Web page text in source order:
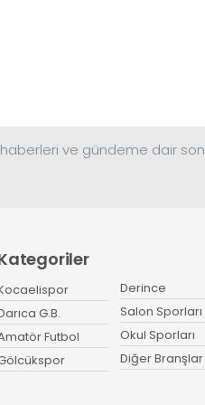
ve gündeme dair son
G.B.
Futbol
Derince
Salon Sporları
Okul Sporları
Diğer Branşlar